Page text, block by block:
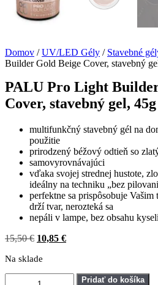
Domov /UV/LED Gély / Stavebné
Builder Gold Beige Cover, stavebný
PALU Pro Light
Cover, stavebný gel, 45g
multifunkčný stavebný gél na
použitie
prirodzený béžový odtieň so
samovyrovnávajúci
vďaka svojej strednej hustote,
ideálny na techniku „bez
perfektne sa prispôsobuje
drží tvar, nerozteká sa
nepáli v lampe, bez obsahu
15,50€ Pôvodná
bola:
10,85 €Aktuálna
Na sklade
Pridať do košíka